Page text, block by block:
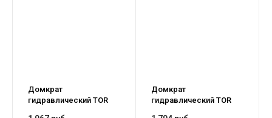
Домкрат
гидравлический TOR
Домкрат
гидравлический TOR